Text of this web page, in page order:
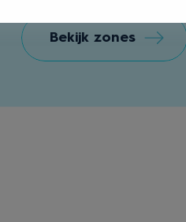
Bekijk zones